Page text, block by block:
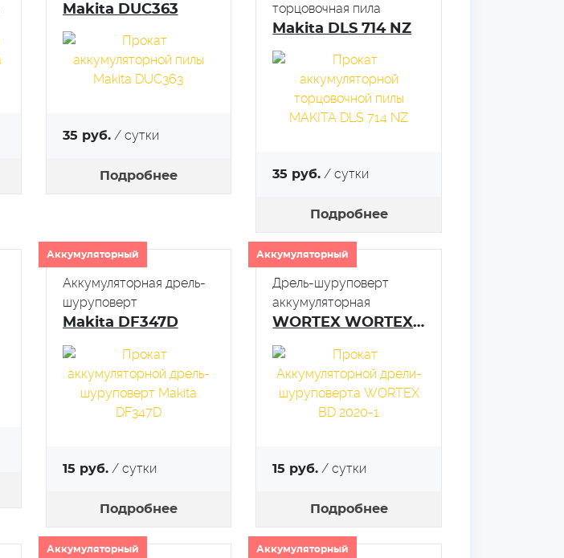
Makita DUC363
35 руб./ сутки
Подробнее
торцовочная пила
Makita DLS 714 NZ
35 руб. / сутки
Подробнее
Аккумуляторный
Аккумуляторная дрель-
шуруповерт
Makita DF347D
15 руб./ сутки
Подробнее
Аккумуляторный
Дрель-шуруповерт
аккумуляторная
WORTEX WORTEX BD 2020-1
15 руб. / сутки
Подробнее
Аккумуляторный Аккумуляторный